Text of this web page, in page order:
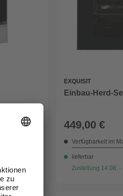
EXQUISIT
Einbau-Herd-
449,00 €
Verfügbarkeit im
lieferbar
Zustellung 14.08. -